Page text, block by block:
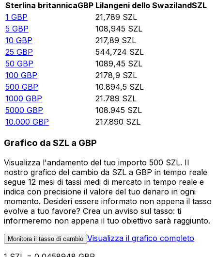
Sterlina britannicaGBP Lilangeni dello SwazilandSZL
1 GBP 21,789 SZL
5 GBP 108,945 SZL
10 GBP 217,89 SZL
25 GBP 544,724 SZL
50 GBP 1089,45 SZL
100 GBP 2178,9 SZL
500 GBP 10.894,5 SZL
1000 GBP 21.789 SZL
5000 GBP 108.945 SZL
10.000 GBP 217.890 SZL
Grafico da SZL a GBP
Visualizza l'andamento del tuo importo 500 SZL. Il
nostro grafico del cambio da SZL a GBP in tempo reale
segue 12 mesi di tassi medi di mercato in tempo reale e
indica con precisione il valore del tuo denaro in ogni
momento. Desideri essere informato non appena il tasso
evolve a tuo favore? Crea un avviso sul tasso: ti
informeremo non appena il tuo obiettivo sarà raggiunto.
Monitora il tasso di cambio Visualizza il grafico completo